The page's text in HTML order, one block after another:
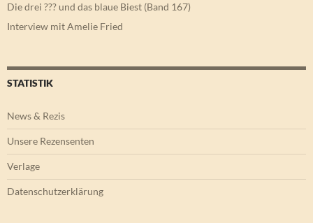
Die drei ??? und das blaue Biest (Band 167)
Interview mit Amelie Fried
STATISTIK
News & Rezis
Unsere Rezensenten
Verlage
Datenschutzerklärung